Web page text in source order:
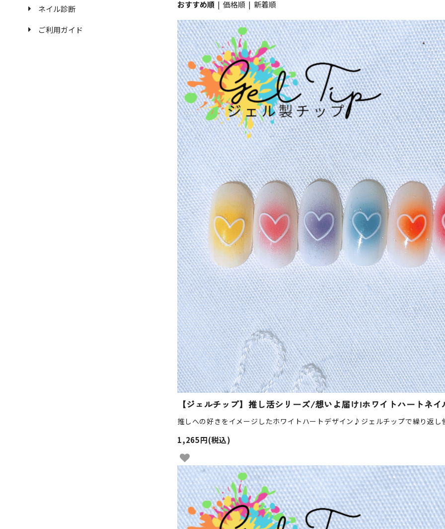
おすすめ順 | 価格順 | 新着順
【ジェルチップ】推し活シリーズ/想いよ届け!ホワイトハートネイ
推しへの好きをイメージしたホワイトハートデザイン♪ジェルチップで繰り返し
1,265円(税込)
ネイル診断
ご利用ガイド